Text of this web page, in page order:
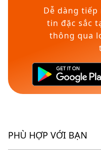
Dễ dàng
tin đặc sắc
thông qua
PHÙ HỢP VỚI BẠN